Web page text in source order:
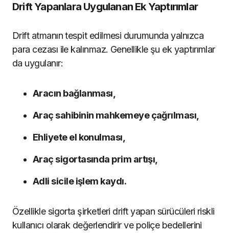
Drift Yapanlara Uygulanan Ek Yaptırımlar
Drift atmanın tespit edilmesi durumunda yalnızca
para cezası ile kalınmaz. Genellikle şu ek yaptırımlar
da uygulanır:
Aracın bağlanması,
Araç sahibinin mahkemeye çağrılması,
Ehliyete el konulması,
Araç sigortasında prim artışı,
Adli sicile işlem kaydı.
Özellikle sigorta şirketleri drift yapan sürücüleri riskli
kullanıcı olarak değerlendirir ve poliçe bedellerini